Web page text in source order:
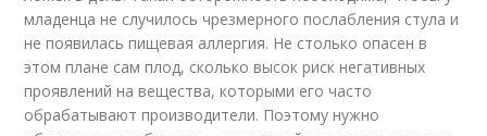
младенца не случилось чрезмерного послабления стула и
не появилась пищевая аллергия. Не столько опасен в
этом плане сам плод, сколько высок риск негативных
проявлений на вещества, которыми его часто
обрабатывают производители. Поэтому нужно